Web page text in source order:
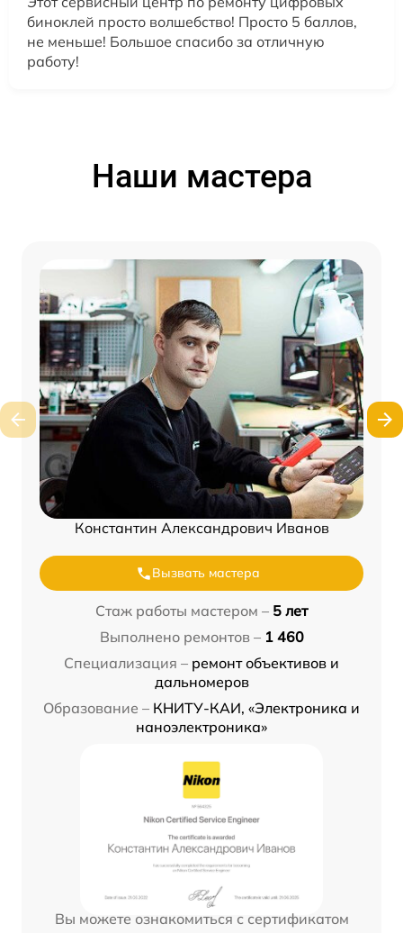
биноклей просто волшебство! Просто 5 баллов,
не меньше! Большое спасибо за отличную
работу!
Наши мастера
Константин Александрович Иванов
Вызвать мастера
Стаж работы мастером – 5 лет
Выполнено ремонтов – 1 460
Специализация – ремонт объективов и
дальномеров
Образование – КНИТУ-КАИ, «Электроника и
наноэлектроника»
Вы можете ознакомиться с сертификатом